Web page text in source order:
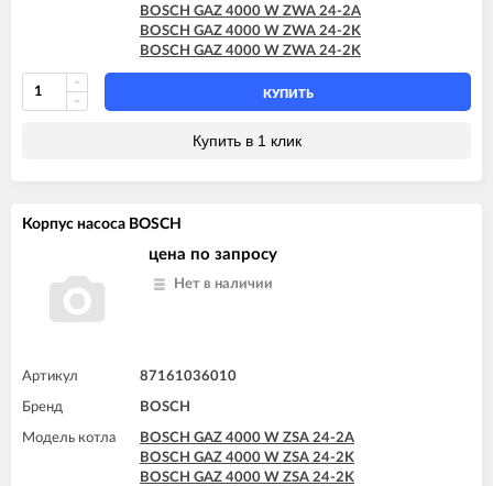
BOSCH GAZ 4000 W ZWA 24-2A
BOSCH GAZ 4000 W ZWA 24-2K
BOSCH GAZ 4000 W ZWA 24-2K
КУПИТЬ
Купить в 1 клик
Корпус насоса BOSCH
цена по запросу
Нет в наличии
Артикул 87161036010
Бренд BOSCH
Модель котла
BOSCH GAZ 4000 W ZSA 24-2A
BOSCH GAZ 4000 W ZSA 24-2K
BOSCH GAZ 4000 W ZSA 24-2K